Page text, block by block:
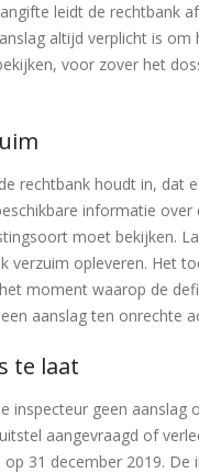
leidt de rechtbank
altijd verplicht is
voor zover het
rechtbank houdt in, dat
informatie
moet bekijken.
verzuim opleveren. Het
moment waarop de
aanslag ten onrechte
te laat
inspecteur geen aanslag
aangevraagd of
31 december 2019.